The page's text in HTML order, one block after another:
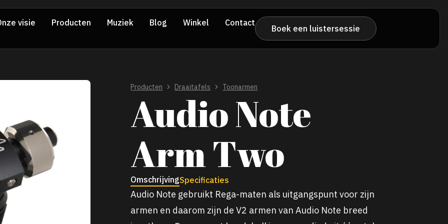
visie Producten Muziek Blog Winkel Contact
Boek een luistersessie
Producten Draaitafels Toonarmen
Audio Note
Arm Two
OmschrijvingSpecificaties
Audio Note gebruikt Rega-maten als uitgangspunt voor zijn
armen en daarom zijn de V2 armen van Audio Note breed